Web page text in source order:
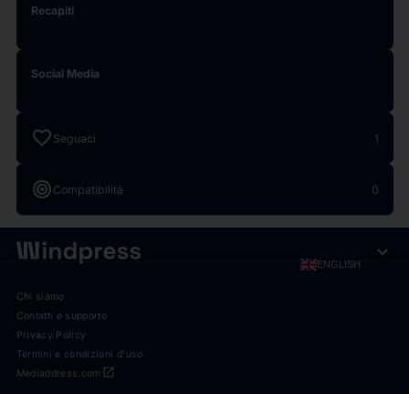
Recapiti
Social Media
favorite Seguaci 1
target Compatibilità 0
ENGLISH expand_more
Chi siamo
Contatti e supporto
Privacy Policy
Termini e condizioni d'uso
open_in_new
Mediaddress.com